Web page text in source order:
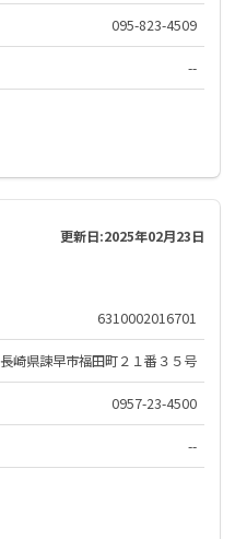
095-823-4509
--
更新日:2025年02月23日
6310002016701
長崎県諫早市福田町２１番３５号
0957-23-4500
--